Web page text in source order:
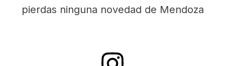
pierdas ninguna novedad de Mendoza